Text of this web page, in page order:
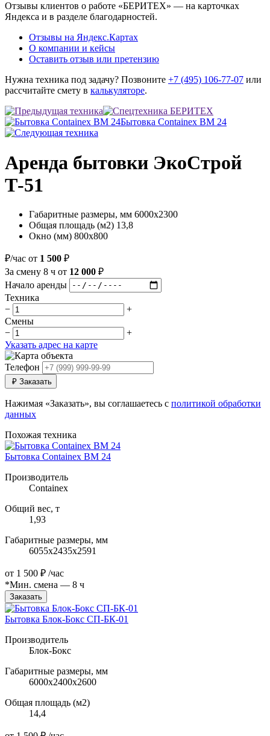
Отзывы клиентов о работе «БЕРИТЕХ» — на карточках
Яндекса и в разделе благодарностей.
Отзывы на Яндекс.Картах
О компании и кейсы
Оставить отзыв или претензию
Нужна техника под задачу? Позвоните +7 (495) 106-77-07 или
рассчитайте смету в калькуляторе.
Бытовка Containex BM 24
Аренда бытовки ЭкоСтрой
Т-51
Габаритные размеры, мм 6000х2300
Общая площадь (м2) 13,8
Окно (мм) 800х800
₽/час от 1 500 ₽
За смену 8 ч от 12 000 ₽
Начало аренды
Техника
−
+
Смены
−
+
Указать адрес на карте
Телефон
₽ Заказать
Нажимая «Заказать», вы соглашаетесь с политикой обработки
данных
Похожая техника
Бытовка Containex BM 24
Производитель
Containex
Общий вес, т
1,93
Габаритные размеры, мм
6055х2435х2591
от 1 500 ₽ /час
*Мин. смена — 8 ч
Заказать
Бытовка Блок-Бокс СП-БК-01
Производитель
Блок-Бокс
Габаритные размеры, мм
6000х2400х2600
Общая площадь (м2)
14,4